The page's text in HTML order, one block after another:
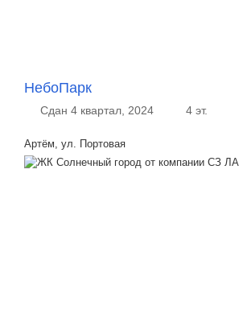
НебоПарк
Сдан 4 квартал, 2024 4 эт.
Артём, ул. Портовая